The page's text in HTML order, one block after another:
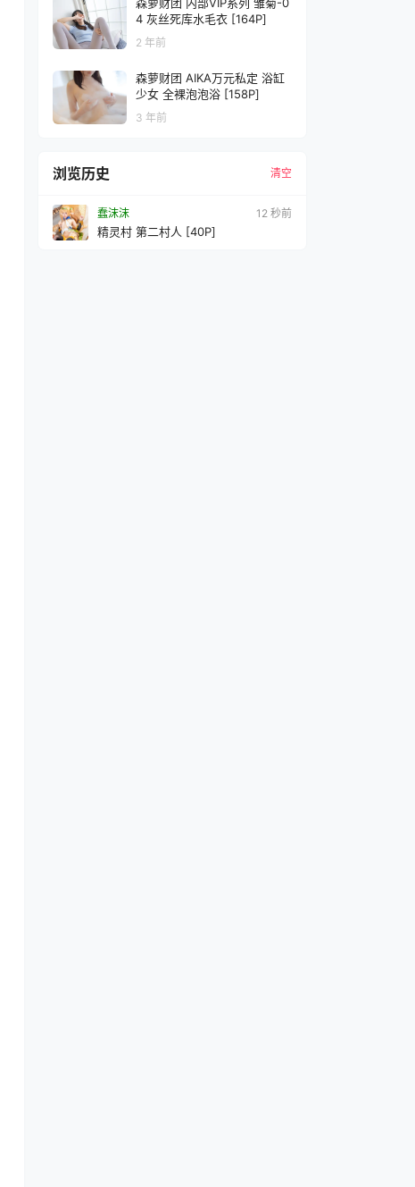
4 灰丝死库水毛衣 [164P]
2 年前
森萝财团 AIKA万元私定 浴缸
少女 全裸泡泡浴 [158P]
3 年前
浏览历史 清空
蠢沫沫 14 秒前
精灵村 第二村人 [40P]